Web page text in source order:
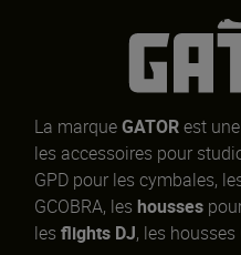
La marqueGATORest
les accessoires pour
GPD pour les cymbales,
GCOBRA, les housses
les flights DJ, les